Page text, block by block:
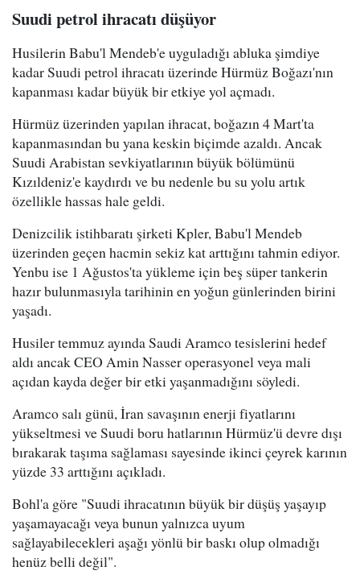
Suudi petrol ihracatı düşüyor
Husilerin Babu'l Mendeb'e uyguladığı abluka şimdiye
kadar Suudi petrol ihracatı üzerinde Hürmüz Boğazı'nın
kapanması kadar büyük bir etkiye yol açmadı.
Hürmüz üzerinden yapılan ihracat, boğazın 4 Mart'ta
kapanmasından bu yana keskin biçimde azaldı. Ancak
Suudi Arabistan sevkiyatlarının büyük bölümünü
Kızıldeniz'e kaydırdı ve bu nedenle bu su yolu artık
özellikle hassas hale geldi.
Denizcilik istihbaratı şirketi Kpler, Babu'l Mendeb
üzerinden geçen hacmin sekiz kat arttığını tahmin ediyor.
Yenbu ise 1 Ağustos'ta yükleme için beş süper tankerin
hazır bulunmasıyla tarihinin en yoğun günlerinden birini
yaşadı.
Husiler temmuz ayında Saudi Aramco tesislerini hedef
aldı ancak CEO Amin Nasser operasyonel veya mali
açıdan kayda değer bir etki yaşanmadığını söyledi.
Aramco salı günü, İran savaşının enerji fiyatlarını
yükseltmesi ve Suudi boru hatlarının Hürmüz'ü devre dışı
bırakarak taşıma sağlaması sayesinde ikinci çeyrek karının
yüzde 33 arttığını açıkladı.
Bohl'a göre "Suudi ihracatının büyük bir düşüş yaşayıp
yaşamayacağı veya bunun yalnızca uyum
sağlayabilecekleri aşağı yönlü bir baskı olup olmadığı
henüz belli değil".